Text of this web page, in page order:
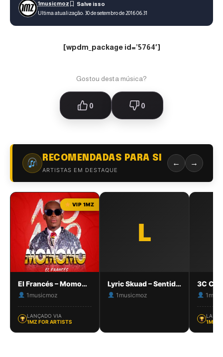
Ultima atualização: 30 de setembro de 2016 06:31
1musicmoz
[wpdm_package id=’5764′]
Gostou desta música?
0 0
RECOMENDADAS PARA SI
ARTISTAS EM DESTAQUE
← →
VIP 1MZ
El Francés – Momomo
1musicmoz
LANÇADO VIA
1MZ FOR ARTISTS
L
Lyric Skuad – Sentido Único (Remix)
1musicmoz
1MZ